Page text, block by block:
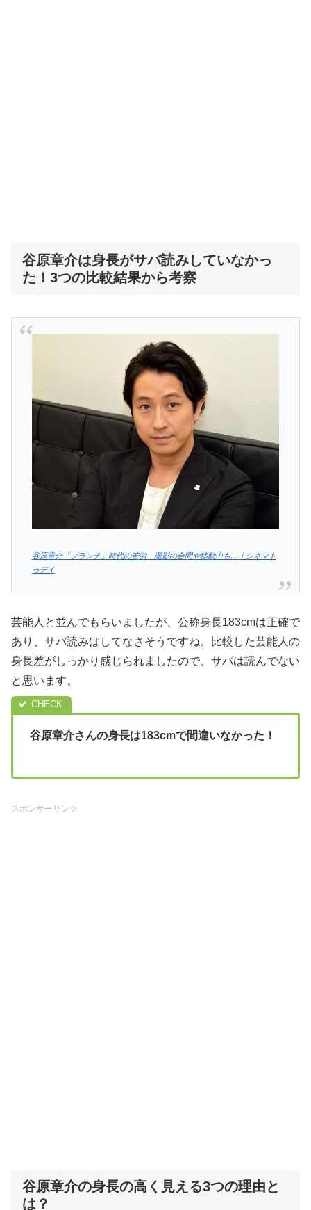
谷原章介は身長がサバ読みしていなかっ
た！3つの比較結果から考察
谷原章介「ブランチ」時代の苦労 撮影の合間や移動中も…｜シネマト
ゥデイ
芸能人と並んでもらいましたが、公称身長183cmは正確で
あり、サバ読みはしてなさそうですね。比較した芸能人の
身長差がしっかり感じられましたので、サバは読んでない
と思います。
谷原章介さんの身長は183cmで間違いなかった！
スポンサーリンク
谷原章介の身長の高く見える3つの理由と
は？